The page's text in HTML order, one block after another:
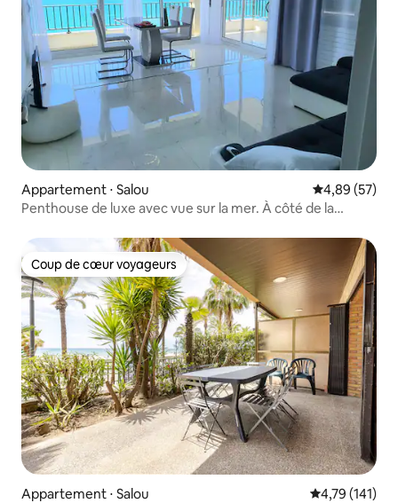
Appartement ⋅ Salou Évaluation
4,89 (57)
Penthouse de luxe avec vue sur la mer. À côté de la
Coup de cœur voyageurs
Coup de cœur voyageurs
Appartement ⋅ Salou Évaluation
4,79 (141)